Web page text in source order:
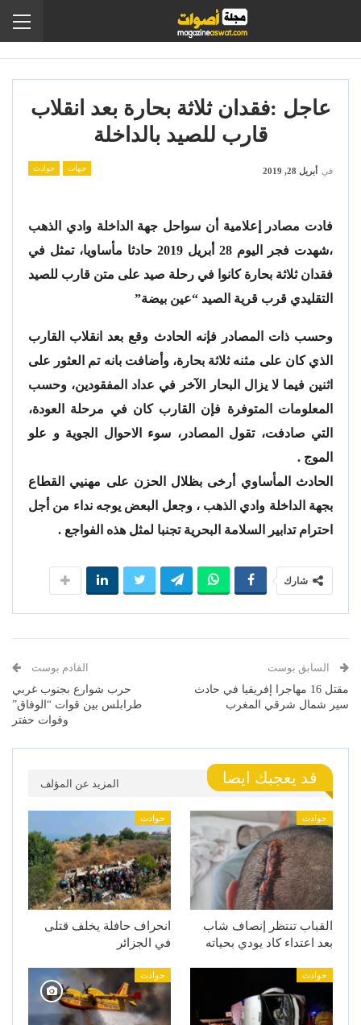
عاجل :فقدان ثلاثة بحارة بعد انقلاب
قارب للصيد بالداخلة
جهات حوادث في أبريل 28, 2019
فادت مصادر إعلامية أن سواحل جهة الداخلة وادي الذهب
،شهدت فجر اليوم 28 أبريل 2019 حادثا مأساويا، تمثل في
فقدان ثلاثة بحارة كانوا في رحلة صيد على متن قارب للصيد
التقليدي قرب قرية الصيد “عين بيضة”
وحسب ذات المصادر فإنه الحادث وقع بعد انقلاب القارب
الذي كان على مثنه ثلاثة بحارة، وأضافت بانه تم العثور على
اثنين فيما لا يزال البحار الآخر في عداد المفقودين، وحسب
المعلومات المتوفرة فإن القارب كان في مرحلة العودة،
التي صادفت، تقول المصادر، سوء الاحوال الجوية و علو
الموج .
الحادث المأساوي أرخى بظلال الحزن على مهنيي القطاع
بجهة الداخلة وادي الذهب ، وجعل البعض يوجه نداء من أجل
احترام تدابير السلامة البحرية تجنبا لمثل هذه الفواجع .
شارك
السابق بوست
مقتل 16 مهاجرا إفريقيا في حادث
سير شمال شرقي المغرب
القادم بوست
حرب شوارع بجنوب غربي
طرابلس بين قوات “الوفاق”
وقوات حفتر
قد يعجبك ايضا المزيد عن المؤلف
حوادث
القباب تنتظر إنصاف شاب
بعد اعتداء كاد يودي بحياته
حوادث
انحراف حافلة يخلف قتلى
في الجزائر
حوادث حوادث